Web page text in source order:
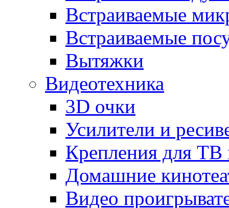
Встраиваемые
Встраиваемые
Вытяжки
Видеотехника
3D очки
Усилители и
Крепления для ТВ
Домашние
Видео